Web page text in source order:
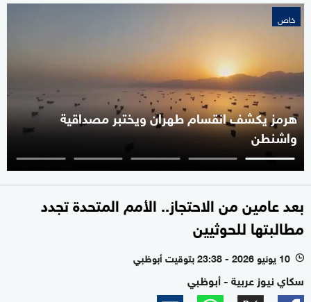
خاص
هرمز يكشف انقسام طهران ويختبر مصداقية
واشنطن
بعد عامين من الاحتجاز.. الأمم المتحدة تجدد
مطالبتها للحوثيين
l 10 يونيو 2026 - 23:38 بتوقيت أبوظبي
سكاي نيوز عربية - أبوظبي